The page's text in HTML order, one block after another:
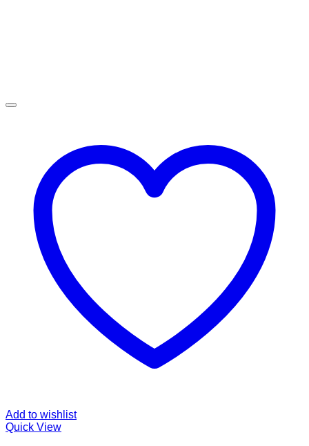
Add to wishlist
Quick View